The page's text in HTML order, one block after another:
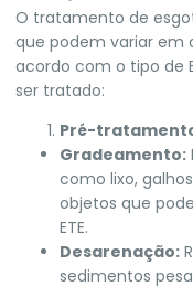
O tratamento de
que podem variar em
acordo com o tipo de
ser tratado:
Pré-
Gradeamento:
como lixo,
objetos que
ETE.
Desarenação:
sedimentos